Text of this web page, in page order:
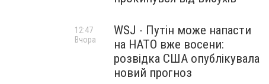
WSJ - Путін може напасти
на НАТО вже восени:
розвідка США опублікувала
новий прогноз
12:47
Вчора